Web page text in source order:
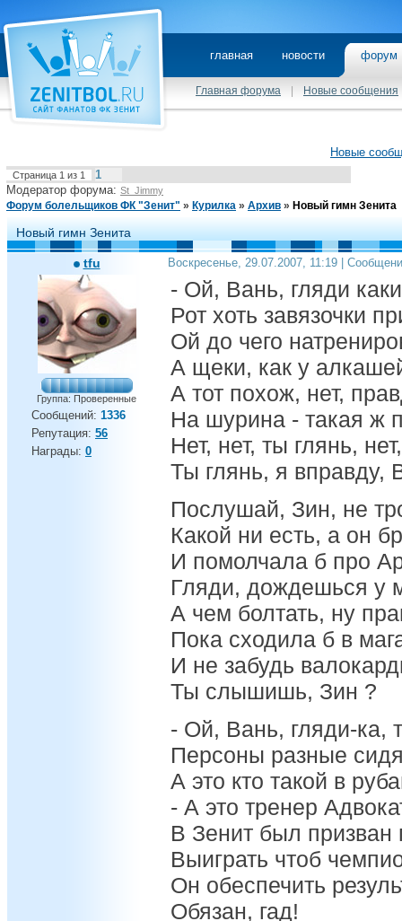
главная новости
Главная форума Новые сообщения
Новые
Страница 1 из 1
1
Модератор форума: St_Jimmy
Форум болельщиков ФК "Зенит" » Курилка » Архив » Новый гимн Зенита
Новый гимн Зенита
tfu
Группа: Проверенные
Сообщений: 1336
Репутация: 56
Награды: 0
Воскресенье, 29.07.2007, 11:19 |
- Ой, Вань, гляди
Рот хоть завязочки
Ой до чего
А щеки, как у
А тот похож, нет,
На шурина - такая ж
Нет, нет, ты глянь,
Ты глянь, я вправду,
Послушай, Зин, не
Какой ни есть, а он
И помолчала б про
Гляди, дождешься у
А чем болтать, ну
Пока сходила б в
И не забудь
Ты слышишь, Зин ?
- Ой, Вань, гляди-ка,
Персоны разные
А это кто такой в
- А это тренер
В Зенит был призван
Выиграть чтоб
Он обеспечить
Обязан, гад!